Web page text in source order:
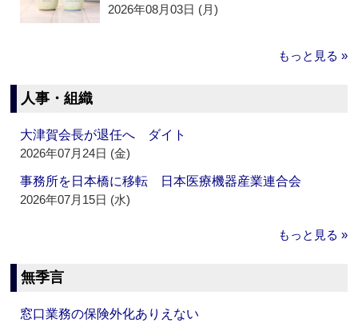
2026年08月03日 (月)
もっと見る »
人事・組織
大津賀会長が退任へ ダイト
2026年07月24日 (金)
事務所を日本橋に移転 日本医療機器産業連合会
2026年07月15日 (水)
もっと見る »
無季言
窓口業務の保険外化ありえない